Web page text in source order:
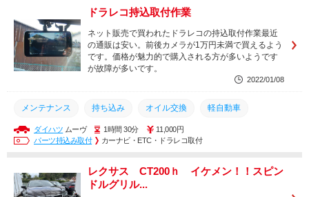
ドラレコ持込取付作業
ネット販売で買われたドラレコの持込取付作業最近
の通販は安い。前後カメラが1万円未満で買えるよう
です。価格が魅力的で購入される方が多いようです
が故障が多いです。
2022/01/08
メンテナンス 持ち込み オイル交換 軽自動車
カスタム ドライブレコーダー ドラレコ
ダイハツ ムーヴ 1時間 30分
11,000円
パーツ持込み取付
カーナビ・ETC・ドラレコ取付
レクサス CT200ｈ イケメン！！スピン
ドルグリル...